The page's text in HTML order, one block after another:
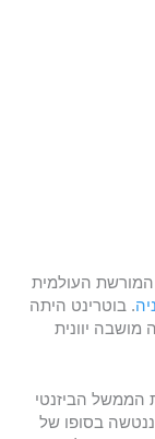
העולמית
. בוטרינט היתה
יוונית
הממשל הביזנטי
ננטשה בסופו של